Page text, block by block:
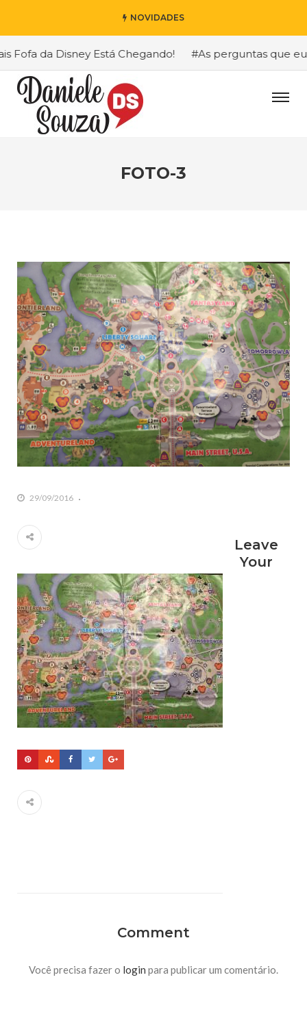
NOVIDADES
da Disney Está Chegando! #As perguntas que eu
FOTO-3
29/09/2016
Leave
Your
Comment
Você precisa fazer o login para publicar um comentário.